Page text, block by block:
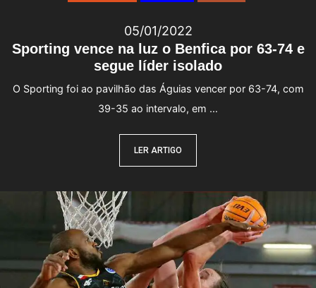
Sporting vence na luz o Benfica por 63-74 e
segue líder isolado
05/01/2022
O Sporting foi ao pavilhão das Águias vencer por 63-74, com
39-35 ao intervalo, em …
LER ARTIGO